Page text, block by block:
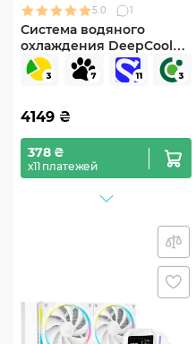
5.0 1
Система водяного
охлаждения DeepCool
LE360 WH V2 (R-LE360-
WHAMMN-G-2)
4149 ₴
378 ₴
х11 платежей